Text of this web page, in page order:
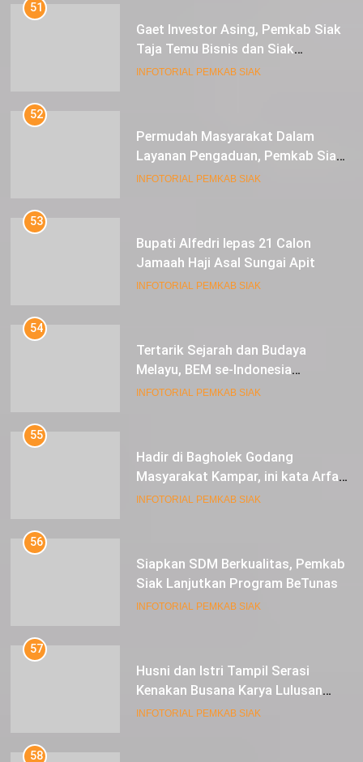
51
Gaet Investor Asing, Pemkab Siak
Taja Temu Bisnis dan Siak
Expoversary 2024
INFOTORIAL PEMKAB SIAK
52
Permudah Masyarakat Dalam
Layanan Pengaduan, Pemkab Siak
Luncurkan Aplikasi SIP PUAN
INFOTORIAL PEMKAB SIAK
53
Bupati Alfedri lepas 21 Calon
Jamaah Haji Asal Sungai Apit
INFOTORIAL PEMKAB SIAK
54
Tertarik Sejarah dan Budaya
Melayu, BEM se-Indonesia
Berkunjung ke Kabupaten Siak
INFOTORIAL PEMKAB SIAK
55
Hadir di Bagholek Godang
Masyarakat Kampar, ini kata Arfan
Usman
INFOTORIAL PEMKAB SIAK
56
Siapkan SDM Berkualitas, Pemkab
Siak Lanjutkan Program BeTunas
INFOTORIAL PEMKAB SIAK
57
Husni dan Istri Tampil Serasi
Kenakan Busana Karya Lulusan
SMK Pariwisata Siak, di Lancang
INFOTORIAL PEMKAB SIAK
58